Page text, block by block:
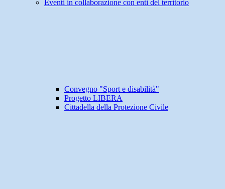
Eventi in collaborazione con enti del territorio
Convegno "Sport e disabilità"
Progetto LIBERA
Cittadella della Protezione Civile